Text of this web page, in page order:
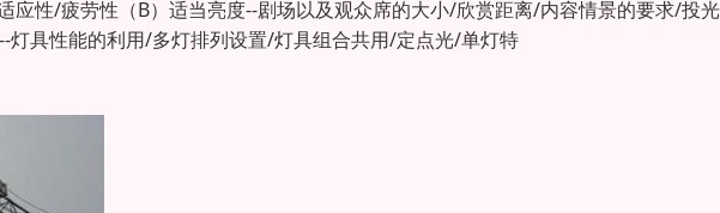
性/疲劳性（B）适当亮度--剧场以及观众席的大小/欣赏距离/内容情景的要求/投
具性能的利用/多灯排列设置/灯具组合共用/定点光/单灯特